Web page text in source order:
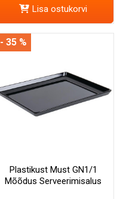
Lisa ostukorvi
Plastikust Must GN1/1
Mõõdus Serveerimisalus
- 35 %